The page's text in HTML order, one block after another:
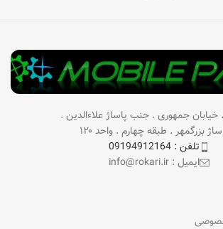
خیابان جمهوری . جنب پاساژ علاءالدین .
بزرگمهر . طبقه چهارم . واحد ۱۲۰
تلفن : 09194912164
ایمیل : info@rokari.ir